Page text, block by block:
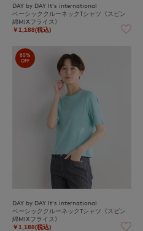
DAY by DAY It's international
ベーシッククルーネックTシャツ《スビン
綿MIXフライス》
￥1,188(税込)
80%
OFF
DAY by DAY It's international
ベーシッククルーネックTシャツ《スビン
綿MIXフライス》
￥1,188(税込)